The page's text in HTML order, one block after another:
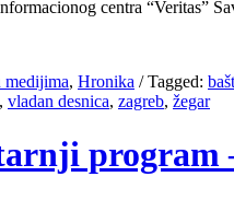
centra “Veritas”
medijima, Hronika /Tagged:
, vladan desnica, zagreb, žegar